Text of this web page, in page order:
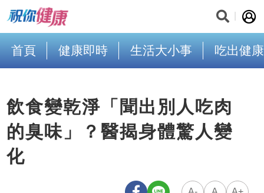
首頁 健康即時 生活大小事 吃出健康
飲食變乾淨「聞出別人吃肉
的臭味」？醫揭身體驚人變
化